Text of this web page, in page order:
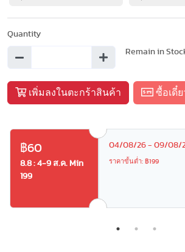
Quantity
Remain in
เพิ่มลงในตะกร้าสินค้า ซื้อเดี๋
฿60
8.8 : 4-9 ส.ค. Min
199
04/08/26 - 09/08/
ราคาขั้นต่ำ: ฿199